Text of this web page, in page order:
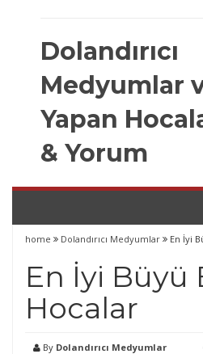
Dolandırıcı
Medyumlar
Yapan
& Yorum
home Dolandırıcı Medyumlar En İyi
En İyi Büyü
Hocalar
By Dolandırıcı Medyumlar